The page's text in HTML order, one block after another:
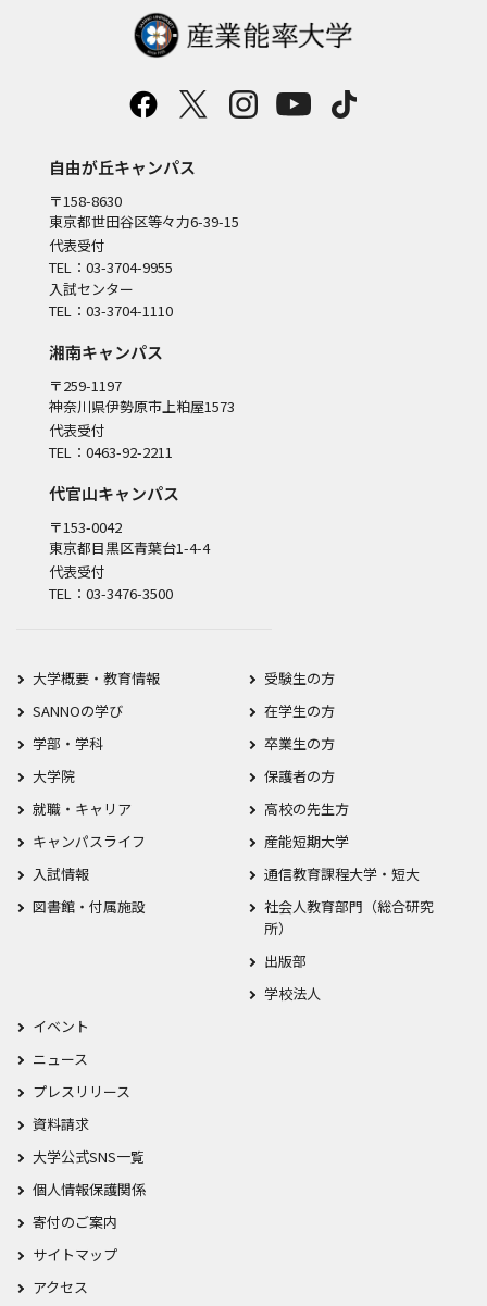
自由が丘キャンパス
〒158-8630
東京都世田谷区等々力6-39-15
代表受付
TEL：03-3704-9955
入試センター
TEL：03-3704-1110
湘南キャンパス
〒259-1197
神奈川県伊勢原市上粕屋1573
代表受付
TEL：0463-92-2211
代官山キャンパス
〒153-0042
東京都目黒区青葉台1-4-4
代表受付
TEL：03-3476-3500
大学概要・教育情報
SANNOの学び
学部・学科
大学院
就職・キャリア
キャンパスライフ
入試情報
図書館・付属施設
受験生の方
在学生の方
卒業生の方
保護者の方
高校の先生方
産能短期大学
通信教育課程大学・短大
社会人教育部門（総合研究
所）
出版部
学校法人
イベント
ニュース
プレスリリース
資料請求
大学公式SNS一覧
個人情報保護関係
寄付のご案内
サイトマップ
アクセス